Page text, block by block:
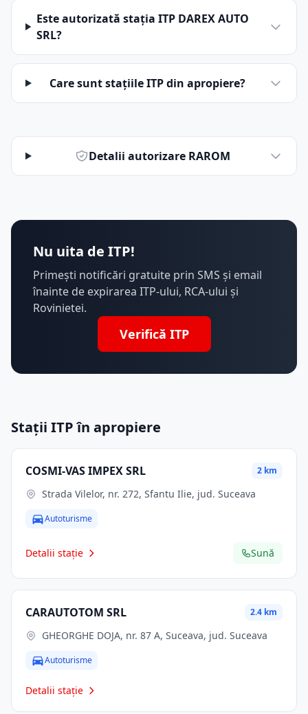
Este autorizată stația ITP DAREX AUTO
SRL?
Care sunt stațiile ITP din apropiere?
Detalii autorizare RAROM
Nu uita de ITP!
Primești notificări gratuite prin SMS și email
înainte de expirarea ITP-ului, RCA-ului și
Rovinietei.
Verifică ITP
Stații ITP în apropiere
COSMI-VAS IMPEX SRL 2 km
Strada Vilelor, nr. 272, Sfantu Ilie, jud. Suceava
Autoturisme
Detalii stație Sună
CARAUTOTOM SRL 2.4 km
GHEORGHE DOJA, nr. 87 A, Suceava, jud. Suceava
Autoturisme
Detalii stație